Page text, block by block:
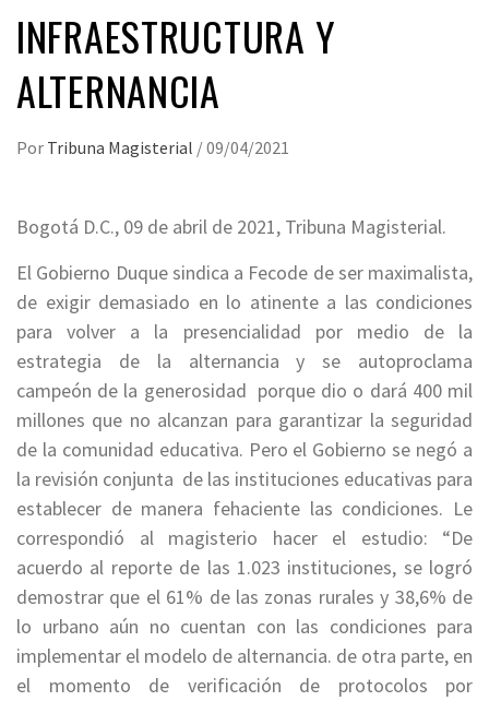
INFRAESTRUCTURA Y
ALTERNANCIA
Por Tribuna Magisterial /09/04/2021
Bogotá D.C., 09 de abril de 2021, Tribuna Magisterial.
El Gobierno Duque sindica a Fecode de ser maximalista,
de exigir demasiado en lo atinente a las condiciones
para volver a la presencialidad por medio de la
estrategia de la alternancia y se autoproclama
campeón de la generosidad porque dio o dará 400 mil
millones que no alcanzan para garantizar la seguridad
de la comunidad educativa. Pero el Gobierno se negó a
la revisión conjunta de las instituciones educativas para
establecer de manera fehaciente las condiciones. Le
correspondió al magisterio hacer el estudio: “De
acuerdo al reporte de las 1.023 instituciones, se logró
demostrar que el 61% de las zonas rurales y 38,6% de
lo urbano aún no cuentan con las condiciones para
implementar el modelo de alternancia. de otra parte, en
el momento de verificación de protocolos por